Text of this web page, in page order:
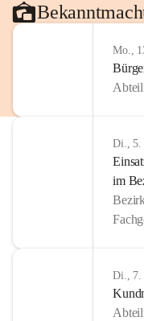
Mo.,
Di., 5.
im
Di., 7.